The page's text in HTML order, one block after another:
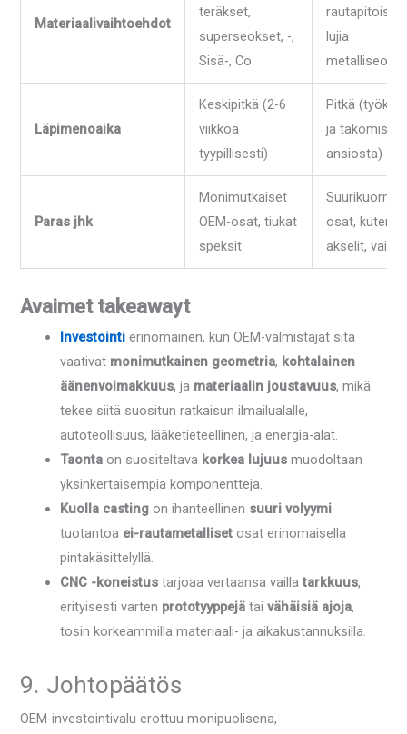
Materiaalivaihtoehdot
teräkset,
superseokset, -,
Sisä-, Co
rautapitoisia
lujia
Läpimenoaika
Keskipitkä (2-6
viikkoa
tyypillisesti)
Pitkä
ja takomisen
ansiosta)
Paras jhk
Monimutkaiset
OEM-osat, tiukat
speksit
osat, kuten
akselit,
Avaimet takeawayt
Investointi erinomainen, kun OEM-valmistajat sitä
vaativat monimutkainen geometria, kohtalainen
äänenvoimakkuus, ja materiaalin joustavuus, mikä
tekee siitä suositun ratkaisun ilmailualalle,
autoteollisuus, lääketieteellinen, ja energia-alat.
Taonta on suositeltava korkea lujuus muodoltaan
yksinkertaisempia komponentteja.
Kuolla casting on ihanteellinen suuri volyymi
tuotantoa ei-rautametalliset osat erinomaisella
pintakäsittelyllä.
CNC -koneistus tarjoaa vertaansa vaillatarkkuus,
erityisesti varten prototyyppejä taivähäisiä ajoja,
tosin korkeammilla materiaali- ja aikakustannuksilla.
9. Johtopäätös
OEM-investointivalu erottuu monipuolisena,